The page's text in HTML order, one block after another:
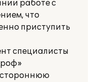
работе с
что
приступить
специалисты